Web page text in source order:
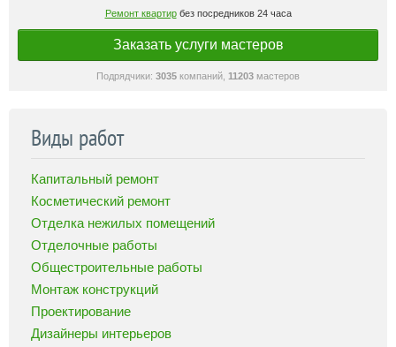
Ремонт квартирбез посредников 24 часа
Заказать услуги мастеров
Подрядчики: 3035 компаний, 11203 мастеров
Виды работ
Капитальный ремонт
Косметический ремонт
Отделка нежилых помещений
Отделочные работы
Общестроительные работы
Монтаж конструкций
Проектирование
Дизайнеры интерьеров